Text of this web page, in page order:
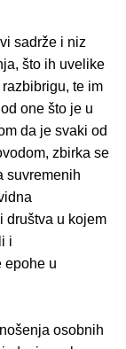
sadrže i niz
što ih uvelike
te im
one što je u
da je svaki od
zbirka se
suvremenih
društva u kojem
i
epohe u
osobnih